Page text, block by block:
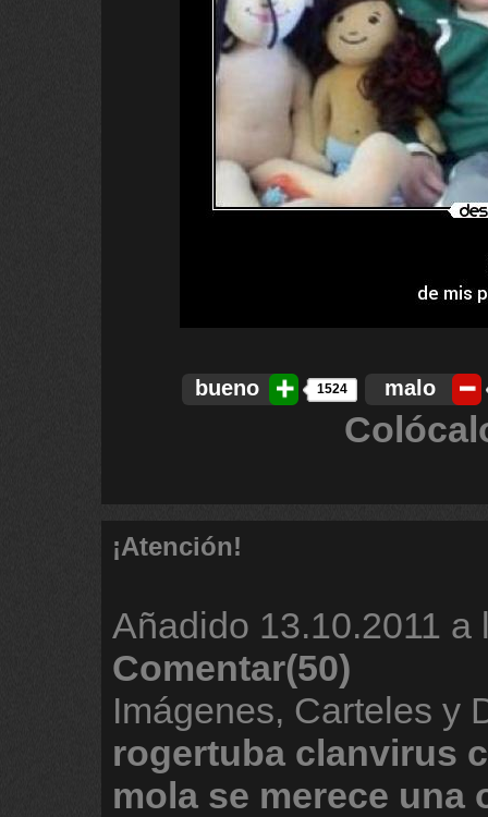
bueno 1524 malo
¡Atención!
Añadido 13.10.2011 a
Comentar(50)
Imágenes, Carteles y
rogertuba clanvirus
mola se merece una